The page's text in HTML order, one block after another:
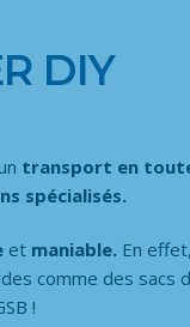
DIY
transport en
spécialisés.
et maniable. En
comme des sacs
!